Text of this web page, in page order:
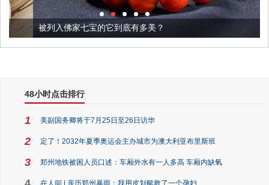
被列入佛家七宝的它到底有多美？
48小时点击排行
1 美副国务卿将于7月25日至26日访华
2 定了！2032年夏季奥运会主办城市为澳大利亚布里斯班
3 郑州地铁被困人员口述：车厢外水有一人多高 车厢内缺氧
在人间 | 亲历郑州暴雨：我用皮划艇救了一个孕妇